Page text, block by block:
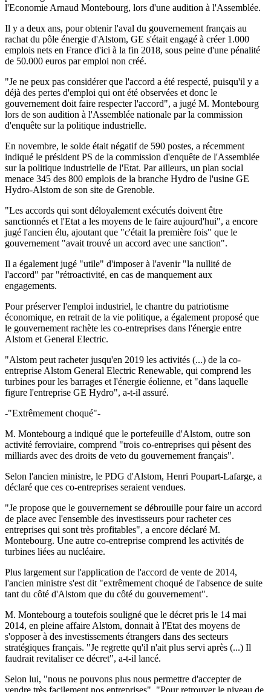
l'Economie Arnaud Montebourg, lors d'une audition à l'Assemblée.
Il y a deux ans, pour obtenir l'aval du gouvernement français au
rachat du pôle énergie d'Alstom, GE s'était engagé à créer 1.000
emplois nets en France d'ici à la fin 2018, sous peine d'une pénalité
de 50.000 euros par emploi non créé.
"Je ne peux pas considérer que l'accord a été respecté, puisqu'il y a
déjà des pertes d'emploi qui ont été observées et donc le
gouvernement doit faire respecter l'accord", a jugé M. Montebourg
lors de son audition à l'Assemblée nationale par la commission
d'enquête sur la politique industrielle.
En novembre, le solde était négatif de 590 postes, a récemment
indiqué le président PS de la commission d'enquête de l'Assemblée
sur la politique industrielle de l'Etat. Par ailleurs, un plan social
menace 345 des 800 emplois de la branche Hydro de l'usine GE
Hydro-Alstom de son site de Grenoble.
"Les accords qui sont déloyalement exécutés doivent être
sanctionnés et l'Etat a les moyens de le faire aujourd'hui", a encore
jugé l'ancien élu, ajoutant que "c'était la première fois" que le
gouvernement "avait trouvé un accord avec une sanction".
Il a également jugé "utile" d'imposer à l'avenir "la nullité de
l'accord" par "rétroactivité, en cas de manquement aux
engagements.
Pour préserver l'emploi industriel, le chantre du patriotisme
économique, en retrait de la vie politique, a également proposé que
le gouvernement rachète les co-entreprises dans l'énergie entre
Alstom et General Electric.
"Alstom peut racheter jusqu'en 2019 les activités (...) de la co-
entreprise Alstom General Electric Renewable, qui comprend les
turbines pour les barrages et l'énergie éolienne, et "dans laquelle
figure l'entreprise GE Hydro", a-t-il assuré.
-"Extrêmement choqué"-
M. Montebourg a indiqué que le portefeuille d'Alstom, outre son
activité ferroviaire, comprend "trois co-entreprises qui pèsent des
milliards avec des droits de veto du gouvernement français".
Selon l'ancien ministre, le PDG d'Alstom, Henri Poupart-Lafarge, a
déclaré que ces co-entreprises seraient vendues.
"Je propose que le gouvernement se débrouille pour faire un accord
de place avec l'ensemble des investisseurs pour racheter ces
entreprises qui sont très profitables", a encore déclaré M.
Montebourg. Une autre co-entreprise comprend les activités de
turbines liées au nucléaire.
Plus largement sur l'application de l'accord de vente de 2014,
l'ancien ministre s'est dit "extrêmement choqué de l'absence de suite
tant du côté d'Alstom que du côté du gouvernement".
M. Montebourg a toutefois souligné que le décret pris le 14 mai
2014, en pleine affaire Alstom, donnait à l'Etat des moyens de
s'opposer à des investissements étrangers dans des secteurs
stratégiques français. "Je regrette qu'il n'ait plus servi après (...) Il
faudrait revitaliser ce décret", a-t-il lancé.
Selon lui, "nous ne pouvons plus nous permettre d'accepter de
vendre très facilement nos entreprises". "Pour retrouver le niveau de